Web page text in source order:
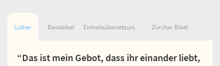
Luther Basisbibel Einheitsübersetzung Zürcher Bibel
“Das ist mein Gebot, dass ihr einander liebt,